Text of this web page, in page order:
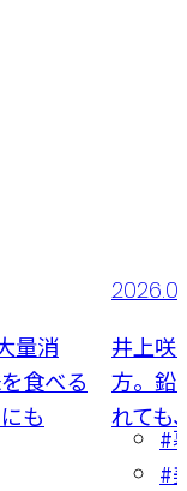
量消
食べる
も
井上咲
方。鉛
れても
#
#